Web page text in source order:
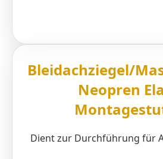
Bleidachziegel/
Neopren
Dient zur Durchführung für